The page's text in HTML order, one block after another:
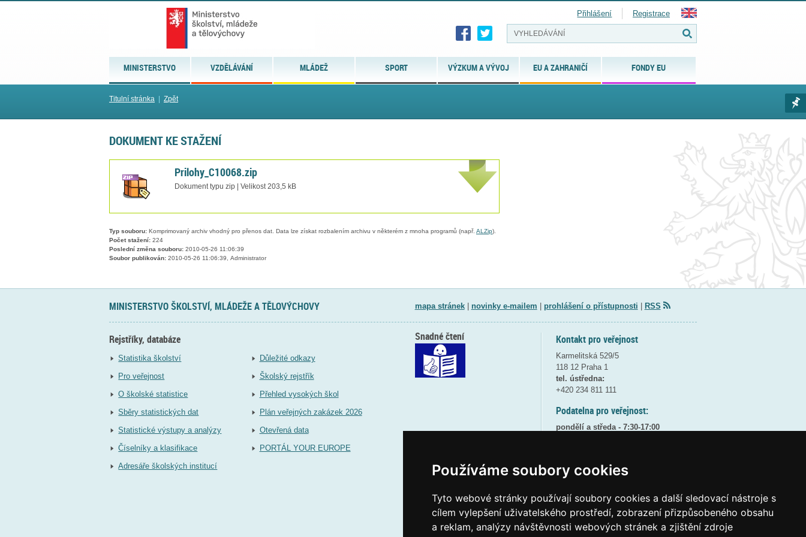
Používáme soubory cookies
Tyto webové stránky používají soubory cookies a další sledovací nástroje s
cílem vylepšení uživatelského prostředí, zobrazení přizpůsobeného obsahu
a reklam, analýzy návštěvnosti webových stránek a zjištění zdroje
MINISTERSTVO VZDĚLÁVÁNÍ MLÁDEŽ SPORT VÝZKUM A VÝVOJ EU A ZAHRANIČÍ FONDY EU
Přihlášení Registrace
Titulní stránka Zpět
DOKUMENT KE STAŽENÍ
Prilohy_C10068.zip
Dokument typu zip | Velikost 203,5 kB
Typ souboru: Komprimovaný archiv vhodný pro přenos dat. Data lze získat rozbalením archivu v některém z mnoha programů (např. ALZip).
Počet stažení: 224
Poslední změna souboru: 2010-05-26 11:06:39
Soubor publikován: 2010-05-26 11:06:39, Administrator
MINISTERSTVO ŠKOLSTVÍ, MLÁDEŽE A TĚLOVÝCHOVY mapa stránek| novinky e-mailem prohlášení o přístupnosti RSS
Rejstříky, databáze
Statistika školství
Pro veřejnost
O školské statistice
Sběry statistických dat
Statistické výstupy a analýzy
Číselníky a klasifikace
Adresáře školských institucí
Důležité odkazy
Školský rejstřík
Přehled vysokých škol
Plán veřejných zakázek 2026
Otevřená data
PORTÁL YOUR EUROPE
Kontakt pro veřejnost
Karmelitská 529/5
118 12 Praha 1
tel. ústředna:
+420 234 811 111
Podatelna pro veřejnost:
pondělí a středa - 7:30-17:00
8:30 - 9:30 - bezpečnostní přestávka
Elektronická podatelna:
posta@msmtgov cz
Snadné čtení